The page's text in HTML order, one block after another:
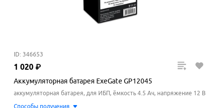
ID: 346653
1 020 ₽
Аккумуляторная батарея ExeGate GP12045
аккумуляторная батарея, для ИБП, ёмкость 4.5 Ач, напряжение 12 В
Способы получения